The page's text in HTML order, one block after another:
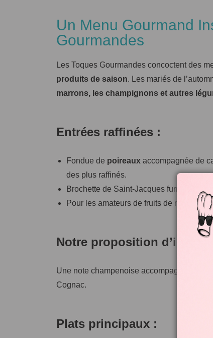
Un Menu Gourmand
Gourmandes
Les Toques Gourmandes concoctent des
produits de saison. Les mariés de
marrons, les champignons et autres
Entrées raffinées :
Fondue de poireaux accompagnée de
des plus raffinés.
Brochette de Saint-Jacques fumées
Pour les amateurs de fruits de mer, une
Notre proposition
Une note champenoise accompagné d’un
Cognac.
Plats principaux :